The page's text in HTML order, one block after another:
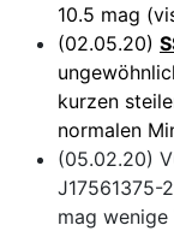
10.5 mag
(02.05.20)
kurzen
normalen
(05.02.20)
J17561375-
mag